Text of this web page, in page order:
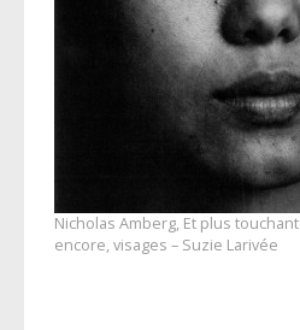
Nicholas Amberg, Et plus touchant
encore, visages – Suzie Larivée